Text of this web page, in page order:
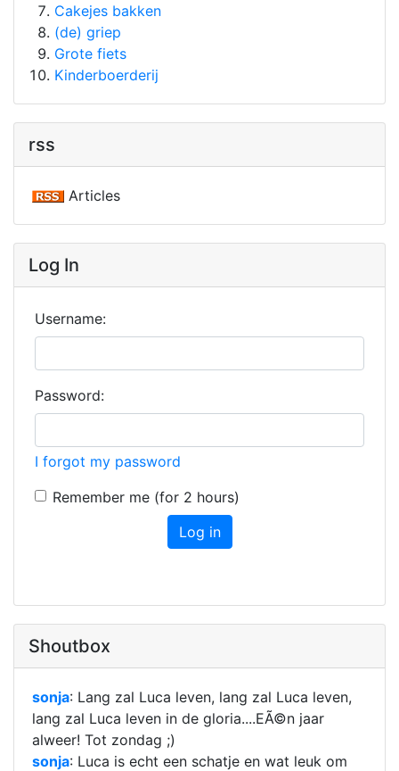
Cakejes bakken
(de) griep
Grote fiets
Kinderboerderij
rss
Articles
Log In
Username:
Password:
I forgot my password
Remember me (for 2 hours)
Log in
Shoutbox
sonja: Lang zal Luca leven, lang zal Luca leven,
lang zal Luca leven in de gloria....EÃ©n jaar
alweer! Tot zondag ;)
sonja: Luca is echt een schatje en wat leuk om